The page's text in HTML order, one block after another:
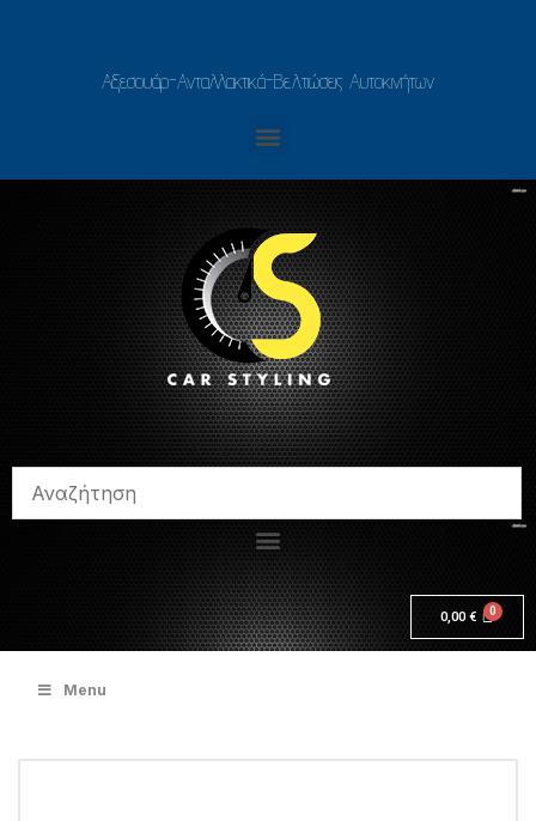
Αξεσουάρ-Ανταλλακτικά-Βελτιώσεις Αυτοκινήτων
0,00€
Menu